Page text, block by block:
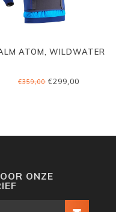
ATOM, WILDWATER
€359,00 €299,00
ONZE